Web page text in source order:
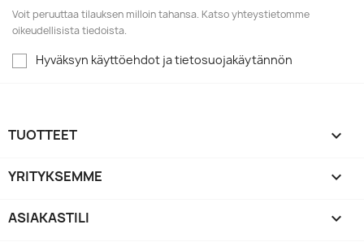
Voit peruuttaa tilauksen milloin tahansa. Katso yhteystietomme
oikeudellisista tiedoista.
Hyväksyn käyttöehdot ja tietosuojakäytännön
TUOTTEET 
YRITYKSEMME 
ASIAKASTILI 